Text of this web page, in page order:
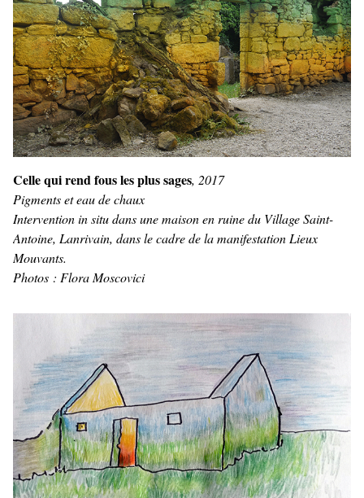
Celle qui rend fous les plus sages, 2017
Pigments et eau de chaux
Intervention in situ dans une maison en ruine du Village Saint-
Antoine, Lanrivain, dans le cadre de la manifestation Lieux
Mouvants.
Photos : Flora Moscovici